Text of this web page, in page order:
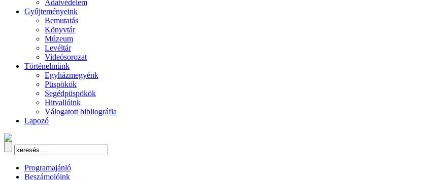
Adatvédelem
Gyűjteményeink
Bemutatás
Könyvtár
Múzeum
Levéltár
Videósorozat
Történelmünk
Egyházmegyénk
Püspökök
Segédpüspökök
Hitvallóink
Válogatott bibliográfia
Lapozó
Programajánló
Beszámolóink